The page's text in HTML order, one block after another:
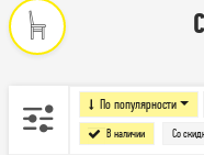
По популярности
В наличии Со